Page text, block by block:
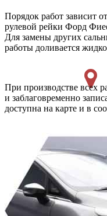
Порядок работ зависит
рулевой рейки Форд
Для замены других
работы доливается
При производстве всех
и заблаговременно
доступна на карте и в